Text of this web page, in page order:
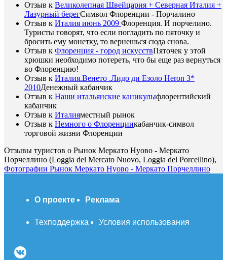
Отзыв к Великолепная Швейцария + Северная Италия +
Лазурный берегСимвол Флоренции - Порчалино
Отзыв к Италия июнь 2009 Флоренция. И порчелино.
Туристы говорят, что если погладить по пяточку и
бросить ему монетку, то вернешься сюда снова.
Отзыв к Флоренция - город искусствПяточек у этой
хрюшки необходимо потереть, что бы еще раз вернуться
во Флоренцию!
Отзыв к Италия.Венето .Лидо ди Езоло Heron 3*
2010Денежный кабанчик
Отзыв к Наши итальянские каникулыфлорентийский
кабанчик
Отзыв к Италияместный рынок
Отзыв к Немного о Флоренциикабанчик-символ
торговой жизни Флоренции
Отзывы туристов о Рынок Меркато Нуово - Меркато
Порчеллино (Loggia del Mercato Nuovo, Loggia del Porcellino),
Фотографии Рынок Меркато Нуово - Меркато Порчеллино
О проекте Реклама
Техподдержка Условия использования